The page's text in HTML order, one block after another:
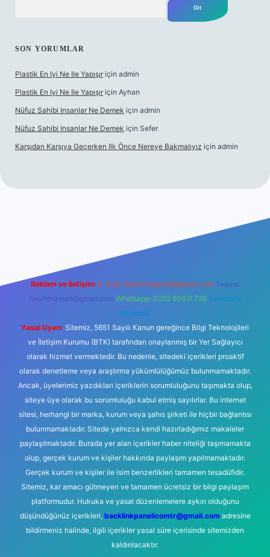
SON YORUMLAR
Plastik En Iyi Ne Ile Yapışır için admin
Plastik En Iyi Ne Ile Yapışır için Ayhan
Nüfuz Sahibi Insanlar Ne Demek için admin
Nüfuz Sahibi Insanlar Ne Demek için Sefer
Karşıdan Karşıya Geçerken Ilk Önce Nereye Bakmalıyız için admin
Reklam ve İletişim: E-mail: backlinkpaneli@gmail.com Teams:
forumhizmeti@gmail.com Whatsapp: 0262 606 0 726 Telegram:
@karabul
Yasal Uyarı: Sitemiz, 5651 Sayılı Kanun gereğince Bilgi Teknolojileri
ve İletişim Kurumu (BTK) tarafından onaylanmış bir Yer Sağlayıcı
olarak hizmet vermektedir. Bu nedenle, sitedeki içerikleri proaktif
olarak denetleme veya araştırma yükümlülüğümüz bulunmamaktadır.
Ancak, üyelerimiz yazdıkları içeriklerin sorumluluğunu taşımakta olup,
siteye üye olarak bu sorumluluğu kabul etmiş sayılırlar. Bu internet
sitesi, herhangi bir marka, kurum veya şahıs şirketi ile hiçbir bağlantısı
bulunmamaktadır. Sitede yalnızca kendi hazırladığımız makaleler
paylaşılmaktadır. Burada yer alan içerikler haber niteliği taşımamakta
olup, gerçek kurum ve kişiler hakkında paylaşım yapılmamaktadır.
Gerçek kurum ve kişiler ile isim benzerlikleri tamamen tesadüfidir.
Sitemiz, kar amacı gütmeyen ve tamamen ücretsiz bir bilgi paylaşım
platformudur. Hukuka ve yasal düzenlemelere aykırı olduğunu
düşündüğünüz içerikleri, backlinkpanelicomtr@gmail.comadresine
bildirmeniz halinde, ilgili içerikler yasal süre içerisinde sitemizden
kaldırılacaktır.